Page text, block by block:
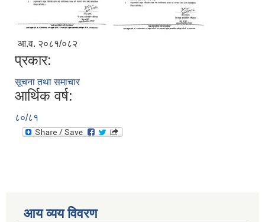
आ.व. २०८१/०८२
प्रकार:
सूचना तथा समाचार
आर्थिक वर्ष:
८०/८१
आय व्यय विवरण